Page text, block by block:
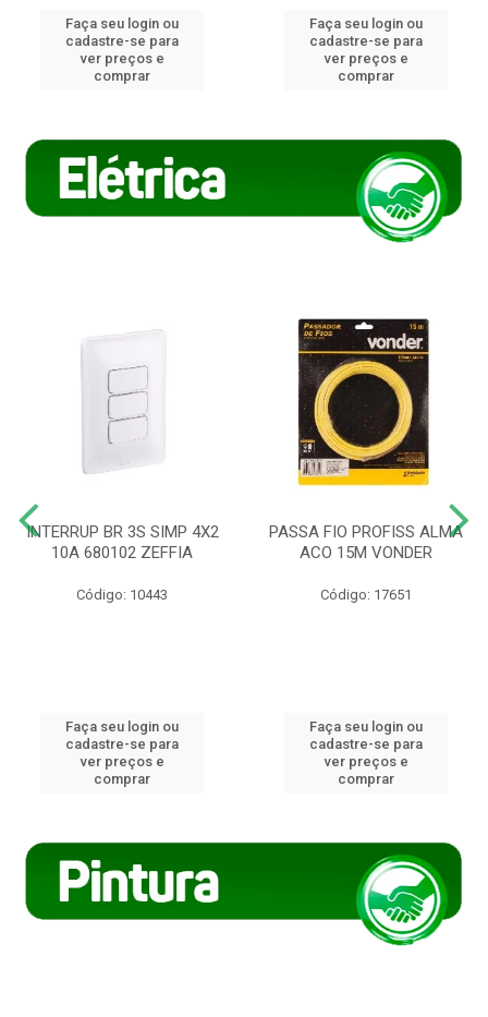
Faça seu login ou
cadastre-se para
ver preços e
comprar
Faça seu login ou
cadastre-se para
ver preços e
comprar
INTERRUP BR 3S SIMP 4X2
10A 680102 ZEFFIA
Código: 10443
Faça seu login ou
cadastre-se para
ver preços e
comprar
PASSA FIO PROFISS ALMA
ACO 15M VONDER
Código: 17651
Faça seu login ou
cadastre-se para
ver preços e
comprar